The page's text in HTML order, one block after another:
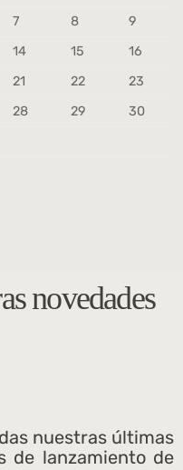
7 8
9
14 15
16
21 22
23
28 29
30
novedades
nuestras últimas
de lanzamiento de